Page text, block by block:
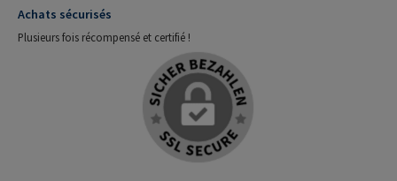
Achats sécurisés
Plusieurs fois récompensé et certifié !